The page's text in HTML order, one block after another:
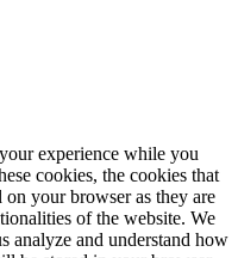
experience while you
cookies, the cookies that
on your browser as they are
of the website. We
analyze and understand how